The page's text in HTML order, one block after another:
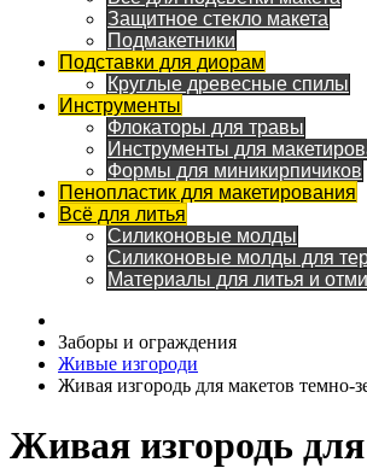
Защитное стекло макета
Подмакетники
Подставки для диорам
Круглые древесные спилы
Инструменты
Флокаторы для травы
Инструменты для
Формы для миникирпичиков
Пенопластик для макетирования
Всё для литья
Силиконовые молды
Силиконовые молды для
Материалы для литья и
Заборы и ограждения
Живые изгороди
Живая изгородь для макетов темно-
Живая изгородь